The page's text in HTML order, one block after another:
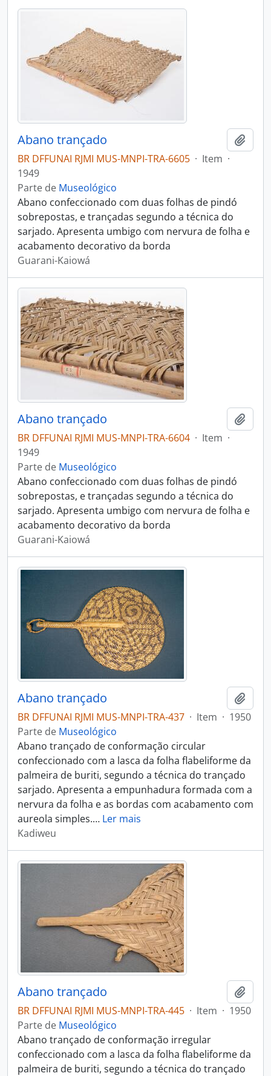
Abano trançado
BR DFFUNAI RJMI MUS-MNPI-TRA-6605 · Item ·
1949
Parte de Museológico
Abano confeccionado com duas folhas de pindó
sobrepostas, e trançadas segundo a técnica do
sarjado. Apresenta umbigo com nervura de folha e
acabamento decorativo da borda
Guarani-Kaiowá
Abano trançado
BR DFFUNAI RJMI MUS-MNPI-TRA-6604 · Item ·
1949
Parte de Museológico
Abano confeccionado com duas folhas de pindó
sobrepostas, e trançadas segundo a técnica do
sarjado. Apresenta umbigo com nervura de folha e
acabamento decorativo da borda
Guarani-Kaiowá
Abano trançado
BR DFFUNAI RJMI MUS-MNPI-TRA-437 · Item · 1950
Parte de Museológico
Abano trançado de conformação circular
confeccionado com a lasca da folha flabeliforme da
palmeira de buriti, segundo a técnica do trançado
sarjado. Apresenta a empunhadura formada com a
nervura da folha e as bordas com acabamento com
aureola simples.… Ler mais
Kadiweu
Abano trançado
BR DFFUNAI RJMI MUS-MNPI-TRA-445 · Item · 1950
Parte de Museológico
Abano trançado de conformação irregular
confeccionado com a lasca da folha flabeliforme da
palmeira de buriti, segundo a técnica do trançado